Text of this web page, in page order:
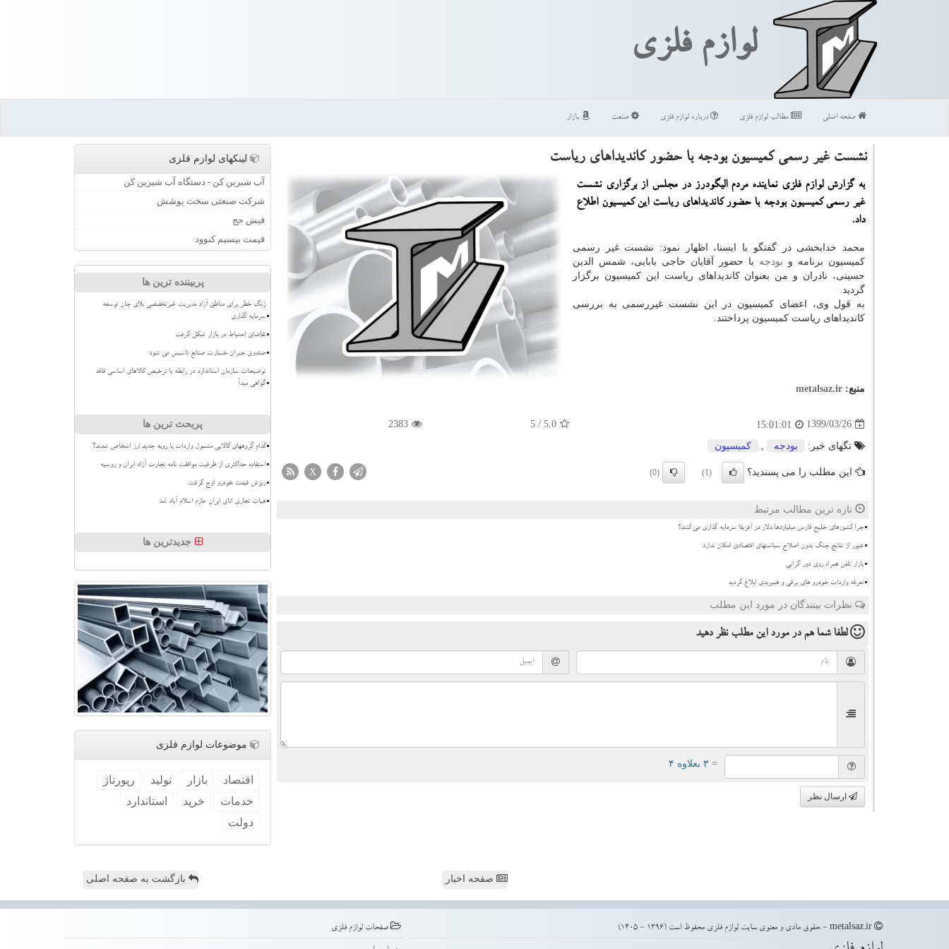
لوازم فلزی
صفحه اصلی مطالب لوازم فلزی درباره لوازم فلزی صنعت بازار
نشست غیر رسمی كمیسیون بودجه با حضور كاندیداهای ریاست
به گزارش لوازم فلزی نماینده مردم الیگودرز در مجلس از برگزاری نشست
غیر رسمی كمیسیون بودجه با حضور كاندیداهای ریاست این كمیسیون اطلاع
داد.
محمد خدابخشی در گفتگو با ایسنا، اظهار نمود: نشست غیر رسمی
کمیسیون برنامه و بودجه با حضور آقایان حاجی بابایی، شمس الدین
حسینی، نادران و من بعنوان کاندیداهای ریاست این کمیسیون برگزار
گردید.
به قول وی، اعضای کمیسیون در این نشست غیررسمی به بررسی
کاندیداهای ریاست کمیسیون پرداختند.
منبع: metalsaz.ir
1399/03/26
15:01:01
5.0
/ 5
2383
تگهای خبر: بودجه كمیسیون
این مطلب را می پسندید؟ (1)
(0)
X
تازه ترین مطالب مرتبط
چرا کشورهای خلیج فارس میلیاردها دلار در آفریقا سرمایه گذاری می کنند؟
عبور از نتایج جنگ بدون اصلاح سیاستهای اقتصادی امکان ندارد
بازار تلفن همراه روی دور گرانی
تعرفه واردات خودرو های برقی و هیبریدی ابلاغ گردید
نظرات بینندگان در مورد این مطلب
لطفا شما همدر مورد این مطلب نظر دهید
= ۳ بعلاوه ۴
ارسال نظر
لینکهای لوازم فلزی
آب شیرین کن - دستگاه آب شیرین کن
شرکت صنعتی سخت پوشش
فیش حج
قیمت بیسیم کنوود
پربیننده ترین ها
زنگ خطر برای مناطق آزاد مدیریت غیرتخصصی بلای جان توسعه
سرمایه گذاری
تقاضای احتیاط در بازار شکل گرفت
صندوق جبران خسارت صنایع تاسیس می شود
توضیحات سازمان استاندارد در رابطه با ترخیص کالاهای اساسی فاقد
گواهی مبدأ
پربحث ترین ها
کدام گروههای کالایی مشمول واردات با رویه جدید ارز اشخاص شدند؟
استفاده حداکثری از ظرفیت موافقت نامه تجارت آزاد ایران و روسیه
ریزش قیمت خودرو اوج گرفت
هیات تجاری اتاق ایران عازم اسلام آباد شد
جدیدترین ها
موضوعات لوازم فلزی
اقتصاد بازار تولید
رپورتاژ
خدمات
خرید
استاندارد
دولت
صفحه اخبار بازگشت به صفحه اصلی
صفحات لوازم فلزی